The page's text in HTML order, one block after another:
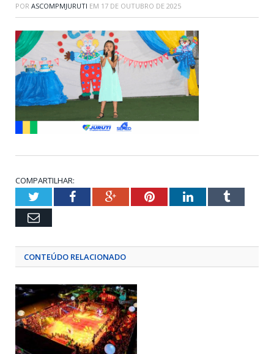
POR ASCOMPMJURUTI EM 17 DE OUTUBRO DE 2025
COMPARTILHAR:
TwitterFacebookGoogle+PinterestLinkedInTumblr
Email
CONTEÚDO RELACIONADO